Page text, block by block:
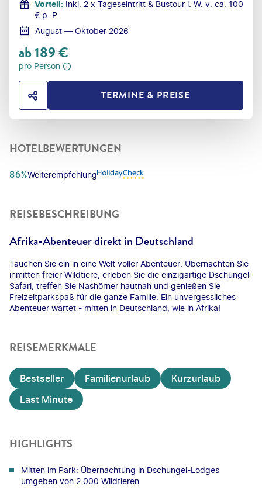
Vorteil: Inkl. 2 x Tageseintritt & Bustour i. W. v. ca. 100
€ p. P.
August — Oktober 2026
ab189€
pro Person
HOTEL TEILENTERMINE & PREISE
HOTELBEWERTUNGEN
Weiterempfehlung
86%
REISEBESCHREIBUNG
Afrika-Abenteuer direkt in Deutschland
Tauchen Sie ein in eine Welt voller Abenteuer: Übernachten Sie
inmitten freier Wildtiere, erleben Sie die einzigartige Dschungel-
Safari, treffen Sie Nashörner hautnah und genießen Sie
Freizeitparkspaß für die ganze Familie. Ein unvergessliches
Abenteuer wartet - mitten in Deutschland, wie in Afrika!
REISEMERKMALE
Bestseller Familienurlaub
Kurzurlaub
Last Minute
HIGHLIGHTS
Mitten im Park: Übernachtung in Dschungel-Lodges
umgeben von 2.000 Wildtieren